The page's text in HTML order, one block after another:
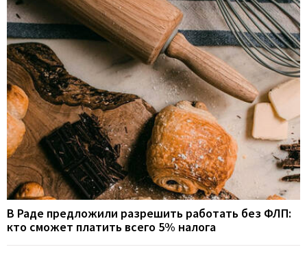
В Раде предложили разрешить работать без ФЛП:
кто сможет платить всего 5% налога